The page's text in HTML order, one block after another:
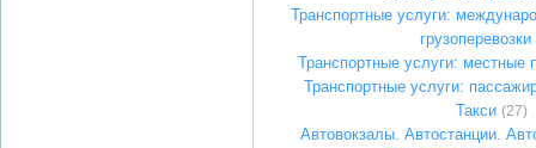
Транспортные услуги:
грузоперевозки
Транспортные услуги: местные
Транспортные услуги:
Такси (27)
Автовокзалы. Автостанции.